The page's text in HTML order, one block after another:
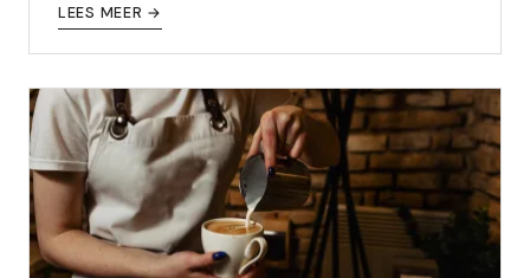
ossenhaas.
LEES MEER →